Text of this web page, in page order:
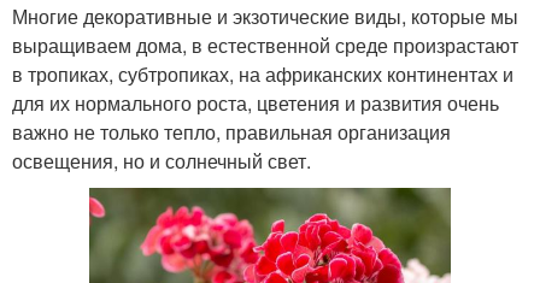
Многие декоративные и экзотические виды, которые мы
выращиваем дома, в естественной среде произрастают
в тропиках, субтропиках, на африканских континентах и
для их нормального роста, цветения и развития очень
важно не только тепло, правильная организация
освещения, но и солнечный свет.